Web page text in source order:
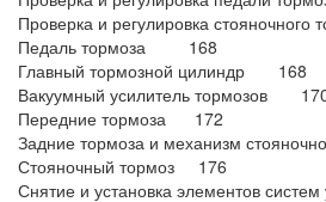
Проверка и регулировка
Педаль тормоза 168
Главный тормозной цилиндр 168
Вакуумный усилитель тормозов
Передние тормоза 172
Задние тормоза и механизм
Стояночный тормоз 176
Снятие и установка элементов